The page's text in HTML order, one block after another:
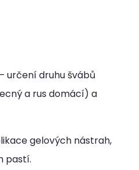
– určení druhu švábů
a rus domácí) a
gelových nástrah,
pastí.